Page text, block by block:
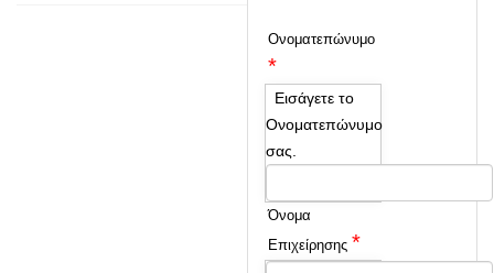
Ονοματεπώνυμο
*
Εισάγετε το
Ονοματεπώνυμο
σας.
Όνομα
Επιχείρησης *